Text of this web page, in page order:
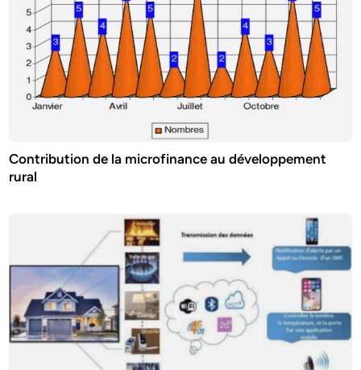
Contribution de la microfinance au développement
rural